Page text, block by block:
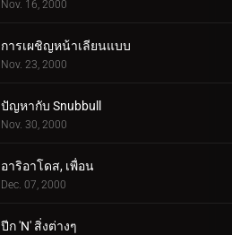
Nov. 16, 2000
การเผชิญหน้าเลียนแบบ
Nov. 23, 2000
ปัญหากับ Snubbull
Nov. 30, 2000
อาริอาโดส, เพื่อน
Dec. 07, 2000
ปีก 'N' สิ่งต่างๆ